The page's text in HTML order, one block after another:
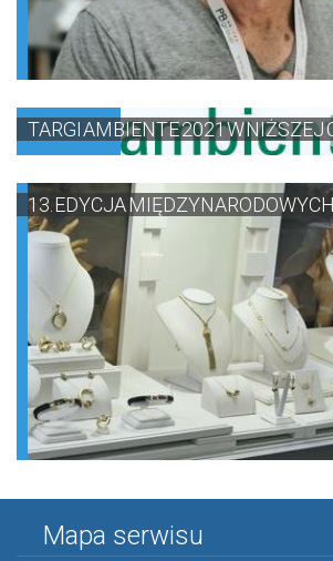
TARGI AMBIENTE 2021 W NIŻSZEJ
13. EDYCJA MIĘDZYNARODOWYCH
Mapa serwisu